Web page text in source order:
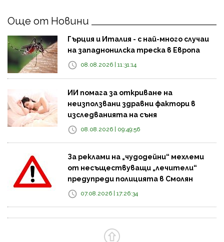
Още от Новини
Гърция и Италия - с най-много случаи
на западнонилска треска в Европа
08.08.2026 | 11:31:14
ИИ помага за откриване на
неизползвани здравни фактори в
изследванията на съня
08.08.2026 | 09:49:56
За реклами на „чудодейни“ мехлеми
от несъществуващи „лечители“
предупреди полицията в Смолян
07.08.2026 | 17:26:34